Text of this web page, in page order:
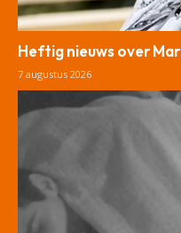
Heftig nieuws over
7 augustus 2026